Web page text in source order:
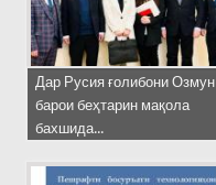
Дар Русия ғолибони Озмун
барои беҳтарин мақола
бахшида...